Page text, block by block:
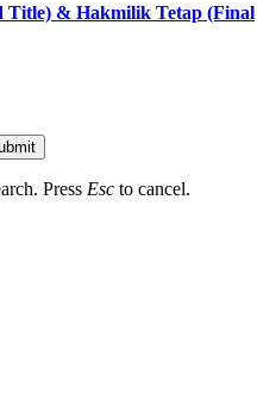
Title) & Hakmilik Tetap (Final
Press Esc to cancel.